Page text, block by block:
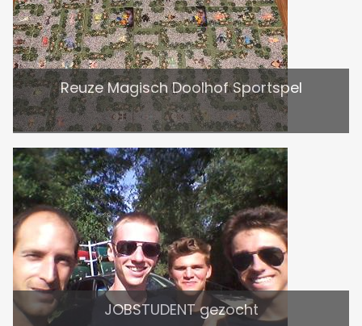
Reuze Magisch Doolhof Sportspel
JOBSTUDENT gezocht